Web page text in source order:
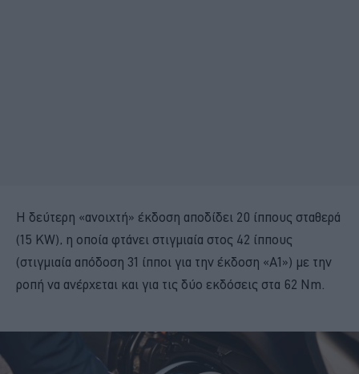
Η δεύτερη «ανοιχτή» έκδοση αποδίδει 20 ίππους σταθερά
(15 KW), η οποία φτάνει στιγμιαία στος 42 ίππους
(στιγμιαία απόδοση 31 ίπποι για την έκδοση «Α1») με την
ροπή να ανέρχεται και για τις δύο εκδόσεις στα 62 Nm.